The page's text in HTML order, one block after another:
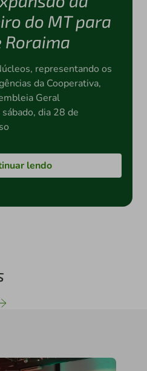
do MT para
Roraima
representando os
da Cooperativa,
Geral
dia 28 de
lendo